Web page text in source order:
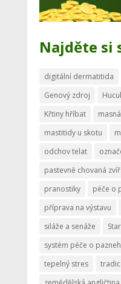
Najděte si
digitální dermatitida
Genový zdroj
Hucul
Křtiny hříbat
mastitidy u skotu
odchov telat
pastevně chovaná
pranostiky
péče o
příprava na výstavu
siláže a senáže
systém péče o
tepelný stres